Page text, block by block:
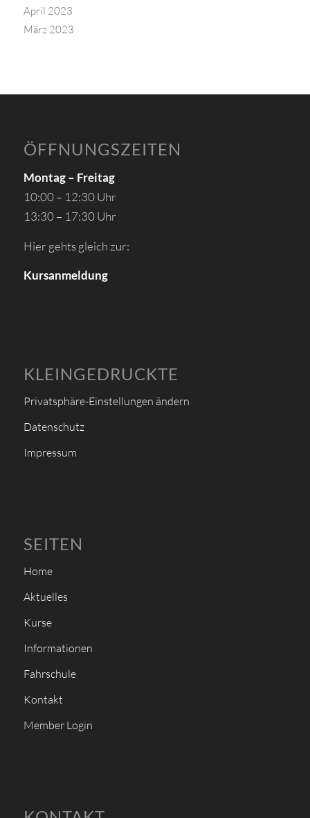
April 2023
März 2023
ÖFFNUNGSZEITEN
Montag – Freitag
10:00 – 12:30 Uhr
13:30 – 17:30 Uhr
Hier gehts gleich zur:
Kursanmeldung
KLEINGEDRUCKTE
Privatsphäre-Einstellungen ändern
Datenschutz
Impressum
SEITEN
Home
Aktuelles
Kurse
Informationen
Fahrschule
Kontakt
Member Login